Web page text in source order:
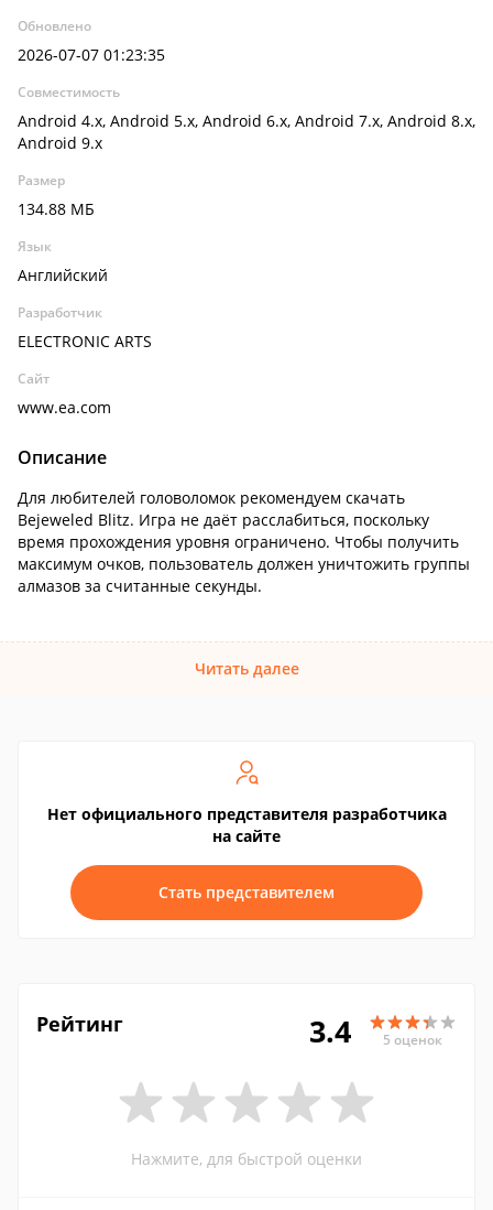
Обновлено
2026-07-07 01:23:35
Совместимость
Android 4.x, Android 5.x, Android 6.x, Android 7.x, Android 8.x,
Android 9.x
Размер
134.88 МБ
Язык
Английский
Разработчик
ELECTRONIC ARTS
Сайт
www.ea.com
Описание
Для любителей головоломок рекомендуем скачать
Bejeweled Blitz. Игра не даёт расслабиться, поскольку
время прохождения уровня ограничено. Чтобы получить
максимум очков, пользователь должен уничтожить группы
алмазов за считанные секунды.
Читать далее
Нет официального представителя разработчика
на сайте
Стать представителем
Рейтинг 3.4 5 оценок
Нажмите, для быстрой оценки